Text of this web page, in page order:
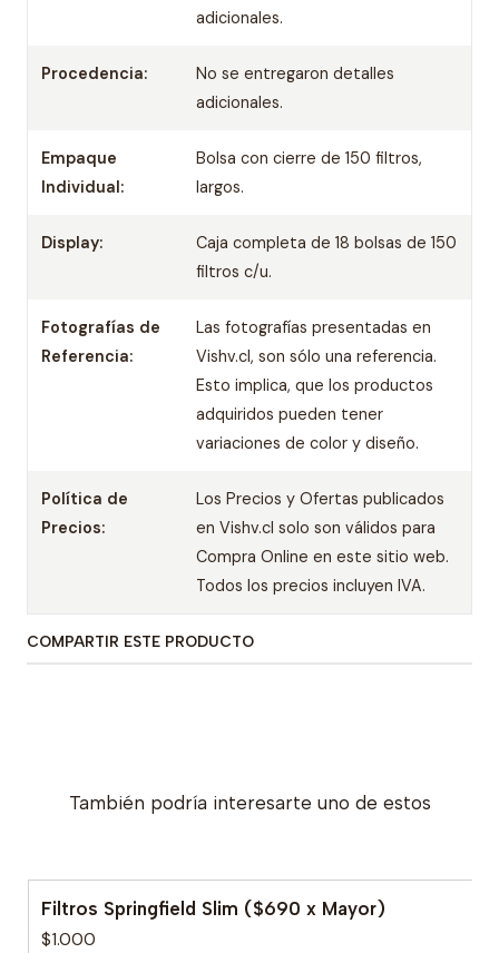
adicionales.
Procedencia:
No se entregaron detalles
adicionales.
Empaque
Individual:
Bolsa con cierre de 150 filtros,
largos.
Display:
Caja completa de 18 bolsas de 150
filtros c/u.
Fotografías de
Referencia:
Las fotografías presentadas en
Vishv.cl, son sólo una referencia.
Esto implica, que los productos
adquiridos pueden tener
variaciones de color y diseño.
Política de
Precios:
Los Precios y Ofertas publicados
en Vishv.cl solo son válidos para
Compra Online en este sitio web.
Todos los precios incluyen IVA.
COMPARTIR ESTE PRODUCTO
También podría interesarte uno de estos
Filtros Springfield Slim ($690 x Mayor)
$1.000